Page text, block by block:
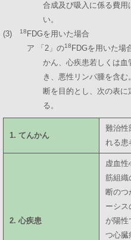
合成及び吸入に係る費
い。
(3)
18 FDGを用いた場合
ア 「2」の18 FDGを用いた場
かん、心疾患若しくは
き、悪性リンパ腫を含
断を目的とし、次の表
る。
1. てんかん
難治性
れる患
2. 心疾患
虚血性
筋組織
断のつ
ーシス
が陽性
つ心臓